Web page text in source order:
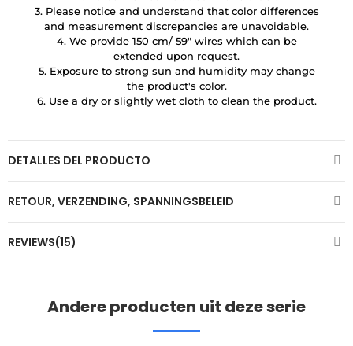
3. Please notice and understand that color differences
and measurement discrepancies are unavoidable.
4. We provide 150 cm/ 59″ wires which can be
extended upon request.
5. Exposure to strong sun and humidity may change
the product's color.
6. Use a dry or slightly wet cloth to clean the product.
DETALLES DEL PRODUCTO
RETOUR, VERZENDING, SPANNINGSBELEID
REVIEWS(15)
Andere producten uit deze serie